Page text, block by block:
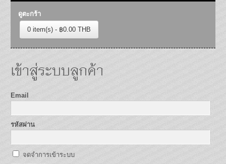
ดูตะกร้า
0 item(s) - ฿0.00 THB
เข้าสู่ระบบลูกค้า
Email
รหัสผ่าน
จดจำการเข้าระบบ